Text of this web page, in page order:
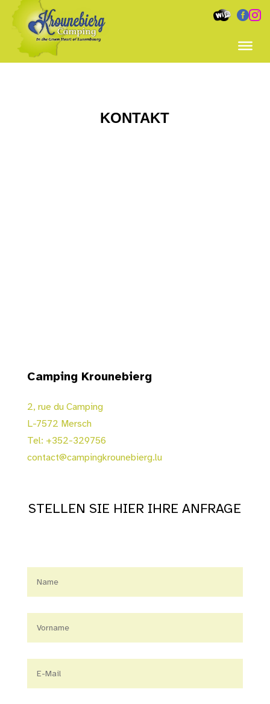

KONTAKT
Camping Krounebierg
2, rue du Camping
L-7572 Mersch
Tel: +352-329756
contact@campingkrounebierg.lu
STELLEN SIE HIER IHRE ANFRAGE